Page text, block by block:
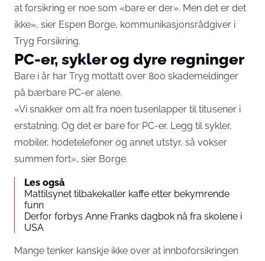
at forsikring er noe som «bare er der». Men det er det
ikke», sier Espen Borge, kommunikasjonsrådgiver i
Tryg Forsikring.
PC-er, sykler og dyre regninger
Bare i år har Tryg mottatt over 800 skademeldinger
på bærbare PC-er alene.
«Vi snakker om alt fra noen tusenlapper til titusener i
erstatning. Og det er bare for PC-er. Legg til sykler,
mobiler, hodetelefoner og annet utstyr, så vokser
summen fort», sier Borge.
Les også
Mattilsynet tilbakekaller kaffe etter bekymrende
funn
Derfor forbys Anne Franks dagbok nå fra skolene i
USA
Mange tenker kanskje ikke over at innboforsikringen